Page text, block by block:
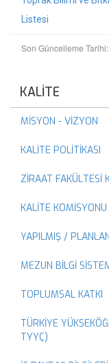
Listesi
Son Güncelleme
KALİTE
MİSYON - VİZYON
KALİTE POLİTİKASI
ZİRAAT FAKÜLTESİ
KALİTE
YAPILMIŞ /
MEZUN BİLGİ
TOPLUMSAL KATKI
TÜRKİYE
TYYÇ)